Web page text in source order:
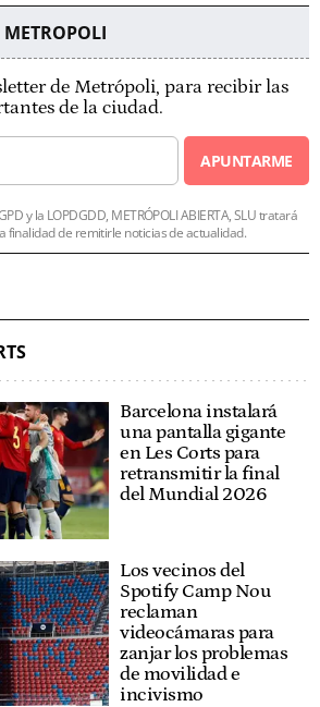
METROPOLI
de Metrópoli, para recibir las
de la ciudad.
APUNTARME
y la LOPDGDD, METRÓPOLI ABIERTA, SLU tratará
finalidad de remitirle noticias de actualidad.
Barcelona instalará
una pantalla gigante
en Les Corts para
retransmitir la final
del Mundial 2026
Los vecinos del
Spotify Camp Nou
reclaman
videocámaras para
zanjar los problemas
de movilidad e
incivismo